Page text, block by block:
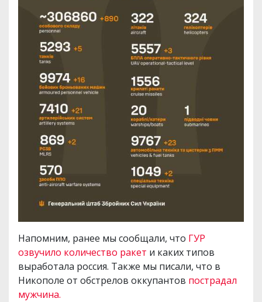
Напомним, ранее мы сообщали, что ГУР
озвучило количество ракет и каких типов
выработала россия. Также мы писали, что в
Никополе от обстрелов оккупантов пострадал
мужчина.